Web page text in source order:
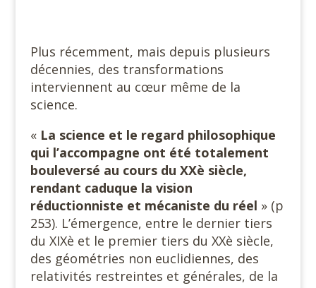
Plus récemment, mais depuis plusieurs
décennies, des transformations
interviennent au cœur même de la
science.
« La science et le regard philosophique
qui l’accompagne ont été totalement
bouleversé au cours du XXè siècle,
rendant caduque la vision
réductionniste et mécaniste du réel » (p
253). L’émergence, entre le dernier tiers
du XIXè et le premier tiers du XXè siècle,
des géométries non euclidiennes, des
relativités restreintes et générales, de la